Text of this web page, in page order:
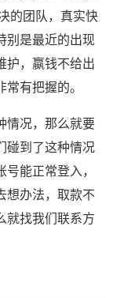
的团队，真实快
别是最近的出现
护，嬴钱不给出
有把握的。
情况，那么就要
碰到了这种情况
能正常登入，
想办法，取款不
就找我们联系方